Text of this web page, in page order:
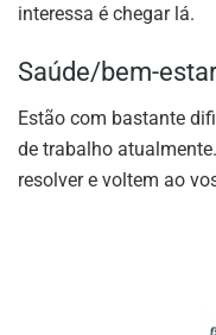
interessa é chegar lá.
Saúde/bem-estar
Estão com bastante
de trabalho
resolver e voltem ao